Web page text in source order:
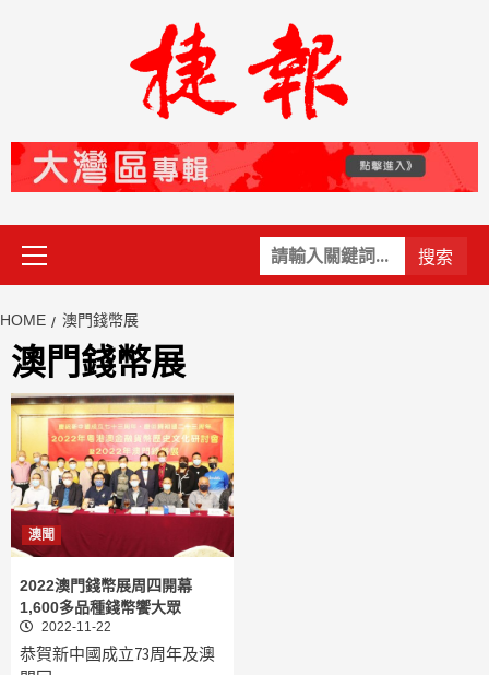
關
鍵
Primary
Menu
HOME 澳門錢幣展
澳門錢幣展
澳聞
2022澳門錢幣展周四開幕
1,600多品種錢幣饗大眾
2022-11-22
恭賀新中國成立73周年及澳